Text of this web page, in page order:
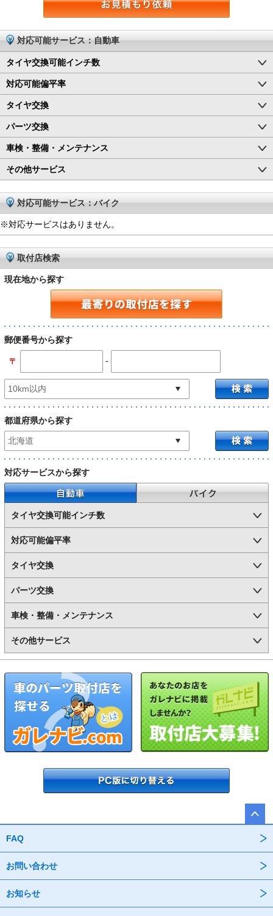
対応可能サービス：自動車
タイヤ交換可能インチ数
対応可能偏平率
タイヤ交換
パーツ交換
車検・整備・メンテナンス
その他サービス
対応可能サービス：バイク
※対応サービスはありません。
取付店検索
現在地から探す
郵便番号から探す
〒 -
都道府県から探す
対応サービスから探す
自動車
バイク
タイヤ交換可能インチ数
対応可能偏平率
タイヤ交換
パーツ交換
車検・整備・メンテナンス
その他サービス
FAQ
お問い合わせ
お知らせ